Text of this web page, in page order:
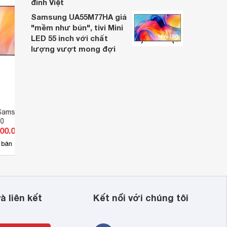
50 inch 4K
đ
đình Việt
Samsung UA55M77HA giá
"mềm như bún", tivi Mini
LED 55 inch với chất
lượng vượt mong đợi
liên kết Kết nối với chúng tôi